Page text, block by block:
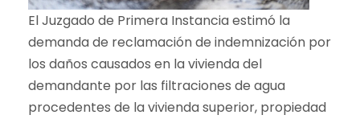
El Juzgado de Primera Instancia estimó la
demanda de reclamación de indemnización por
los daños causados en la vivienda del
demandante por las filtraciones de agua
procedentes de la vivienda superior, propiedad